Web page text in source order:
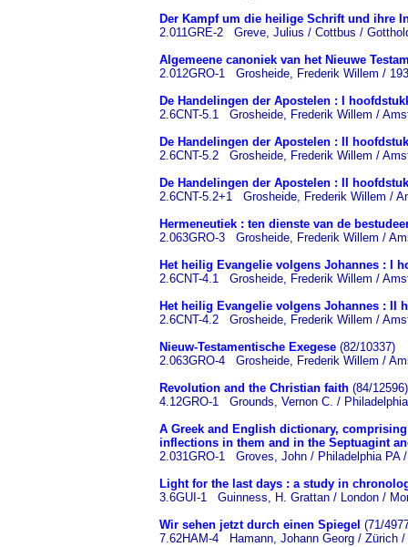
Der Kampf um die heilige Schrift und ihre
2.011GRE-2 Greve, Julius / Cottbus /
Algemeene canoniek van het Nieuwe
2.012GRO-1 Grosheide, Frederik Willem /
De Handelingen der Apostelen : I
2.6CNT-5.1 Grosheide, Frederik Willem /
De Handelingen der Apostelen : II
2.6CNT-5.2 Grosheide, Frederik Willem /
De Handelingen der Apostelen : II
2.6CNT-5.2+1 Grosheide, Frederik Willem /
Hermeneutiek : ten dienste van de
2.063GRO-3 Grosheide, Frederik Willem /
Het heilig Evangelie volgens Johannes : I
2.6CNT-4.1 Grosheide, Frederik Willem /
Het heilig Evangelie volgens Johannes : II
2.6CNT-4.2 Grosheide, Frederik Willem /
Nieuw-Testamentische Exegese (82/10337)
2.063GRO-4 Grosheide, Frederik Willem /
Revolution and the Christian faith (84/12596)
4.12GRO-1 Grounds, Vernon C. /
A Greek and English dictionary,
inflections in them and in the Septuagint
2.031GRO-1 Groves, John / Philadelphia PA
Light for the last days : a study in
3.6GUI-1 Guinness, H. Grattan / London /
Wir sehen jetzt durch einen Spiegel (71/
7.62HAM-4 Hamann, Johann Georg / Zürich /